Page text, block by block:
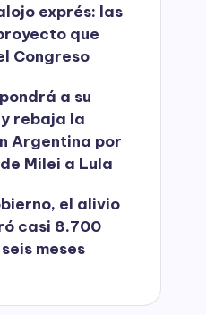
exprés: las
que
Congreso
a su
rebaja la
Argentina por
Milei a Lula
el alivio
casi 8.700
meses